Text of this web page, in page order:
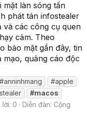
mặt làn sóng tấn
phát tán infostealer
và các công cụ quen
cảm. Theo
bảo mật gần đây, tin
mạo, quảng cáo độc
#anninhmang
#apple
#macos
lời: 0 Diễn đàn: Cộng